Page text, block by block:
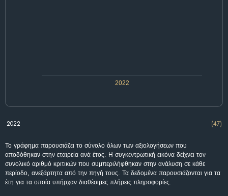
2022
2022 (47)
Το γράφημα παρουσιάζει το σύνολο όλων των αξιολογήσεων που
αποδόθηκαν στην εταιρεία ανά έτος. Η συγκεντρωτική εικόνα δείχνει τον
συνολικό αριθμό κριτικών που συμπεριλήφθηκαν στην ανάλυση σε κάθε
περίοδο, ανεξάρτητα από την πηγή τους. Τα δεδομένα παρουσιάζονται για τα
έτη για τα οποία υπήρχαν διαθέσιμες πλήρεις πληροφορίες.